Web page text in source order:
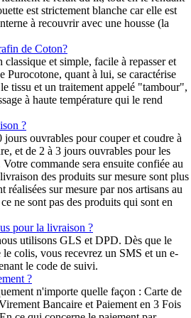
est strictement blanche car elle est
à recouvrir avec une housse (la
de Coton?
et simple, facile à repasser et
Purocotone, quant à lui, se caractérise
tissu et un traitement appelé "tambour",
à haute température qui le rend
?
ouvrables pour couper et coudre à
et de 2 à 3 jours ouvrables pour les
commande sera ensuite confiée au
des produits sur mesure sont plus
réalisées sur mesure par nos artisans au
ne sont pas des produits qui sont en
pour la livraison ?
utilisons GLS et DPD. Dès que le
le colis, vous recevrez un SMS et un e-
le code de suivi.
?
n'importe quelle façon : Carte de
Bancaire et Paiement en 3 Fois